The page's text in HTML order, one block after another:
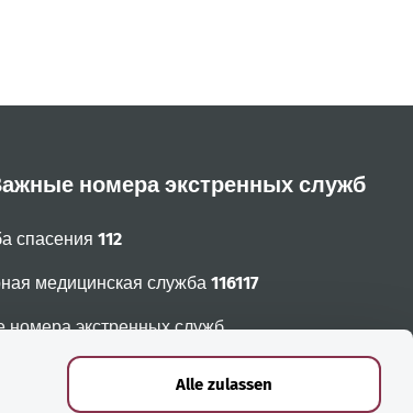
Alle zulassen
номера экстренных служб
спасения 112
медицинская служба 116117
номера экстренных служб